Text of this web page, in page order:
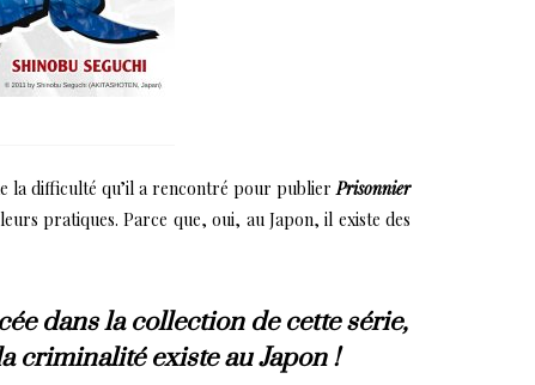
la difficulté qu’il a rencontré pour publierPrisonnier
pratiques. Parce que, oui, au Japon, il existe des
dans la collection de cette série,
criminalité existe au Japon !